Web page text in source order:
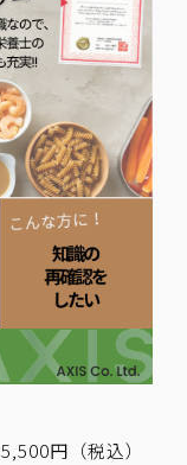
円（税込）